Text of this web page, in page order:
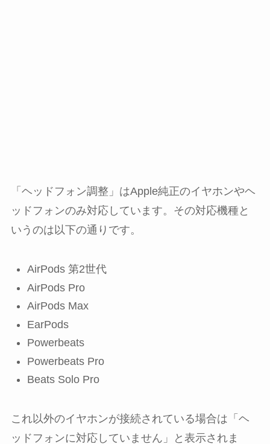
「ヘッドフォン調整」はApple純正のイヤホンやヘ
ッドフォンのみ対応しています。その対応機種と
いうのは以下の通りです。
AirPods 第2世代
AirPods Pro
AirPods Max
EarPods
Powerbeats
Powerbeats Pro
Beats Solo Pro
これ以外のイヤホンが接続されている場合は「ヘ
ッドフォンに対応していません」と表示されま